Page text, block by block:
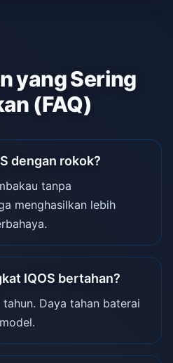
yang Sering
(FAQ)
dengan rokok?
tanpa
menghasilkan lebih
IQOS bertahan?
Daya tahan baterai